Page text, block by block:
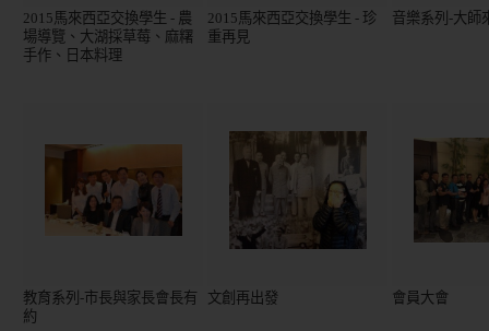
2015馬來西亞交換學生 - 農
場導覽、大湖採草莓、麻糬
手作、日本料理
2015馬來西亞交換學生 - 珍
重再見
音樂系列-大師
教育系列-市長與家長會長有
約
文創再出發 會員大會